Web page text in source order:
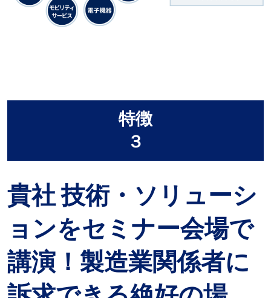
特徴
３
貴社 技術・ソリューシ
ョンをセミナー会場で
講演！製造業関係者に